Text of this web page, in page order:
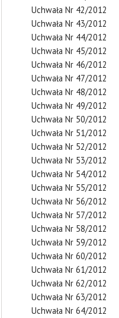
Uchwała Nr 42/2012
Uchwała Nr 43/2012
Uchwała Nr 44/2012
Uchwała Nr 45/2012
Uchwała Nr 46/2012
Uchwała Nr 47/2012
Uchwała Nr 48/2012
Uchwała Nr 49/2012
Uchwała Nr 50/2012
Uchwała Nr 51/2012
Uchwała Nr 52/2012
Uchwała Nr 53/2012
Uchwała Nr 54/2012
Uchwała Nr 55/2012
Uchwała Nr 56/2012
Uchwała Nr 57/2012
Uchwała Nr 58/2012
Uchwała Nr 59/2012
Uchwała Nr 60/2012
Uchwała Nr 61/2012
Uchwała Nr 62/2012
Uchwała Nr 63/2012
Uchwała Nr 64/2012